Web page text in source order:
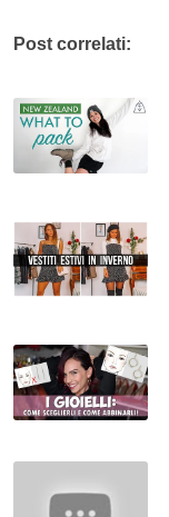
Post correlati: